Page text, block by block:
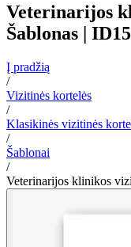
Veterinarijos
Šablonas |
Į pradžią
/
Vizitinės kortelės
/
Klasikinės vizitinės
/
Šablonai
/
Veterinarijos klinikos